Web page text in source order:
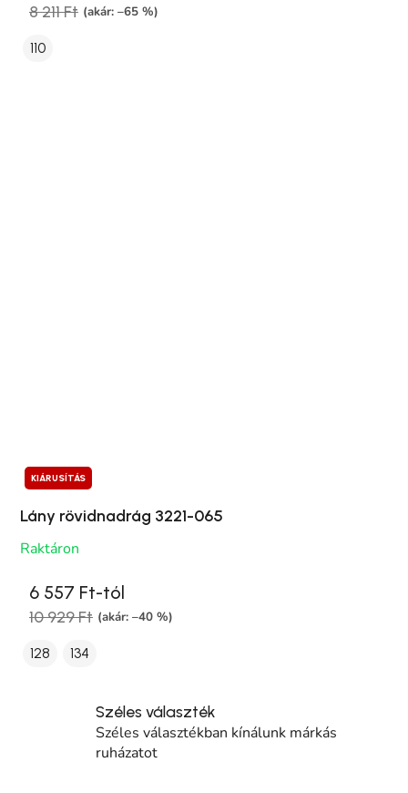
8 211 Ft (akár: –65 %)
110
KIÁRUSÍTÁS
Lány rövidnadrág 3221-065
Raktáron
6 557 Ft-tól
10 929 Ft (akár: –40 %)
128 134
Széles választék
Széles választékban kínálunk márkás
ruházatot